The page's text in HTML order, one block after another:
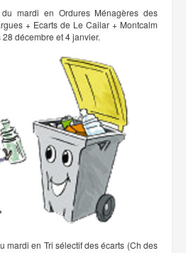
mardi en Ordures Ménagères des
+ Ecarts de Le Cailar + Montcalm
décembre et 4 janvier.
mardi en Tri sélectif des écarts (Ch des